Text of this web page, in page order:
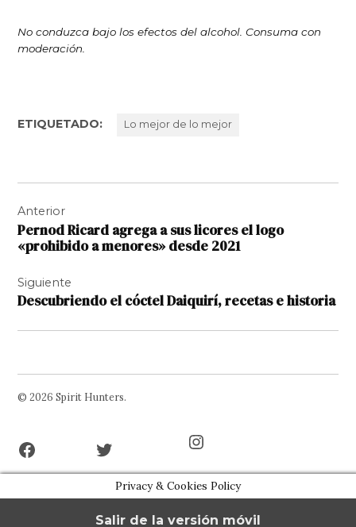
No conduzca bajo los efectos del alcohol. Consuma con
moderación.
ETIQUETADO: Lo mejor de lo mejor
de
entradas
Anterior
Pernod Ricard agrega a sus licores el logo
«prohibido a menores» desde 2021
Siguiente
Descubriendo el cóctel Daiquirí, recetas e historia
© 2026 Spirit Hunters.
Privacy & Cookies Policy
Salir de la versión móvil